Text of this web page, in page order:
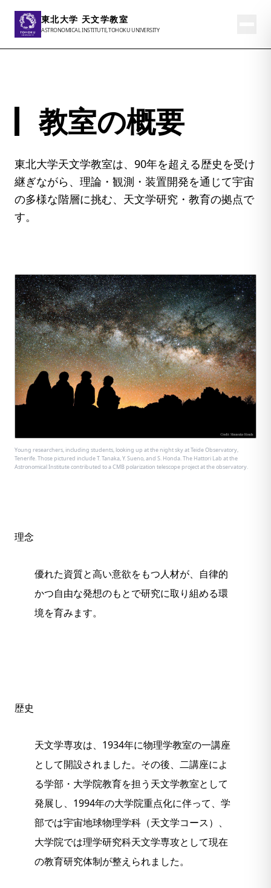
東北大学 天文学教室
ASTRONOMICAL INSTITUTE, TOHOKU UNIVERSITY
教室の概要
東北大学天文学教室は、90年を超える歴史を受け
継ぎながら、理論・観測・装置開発を通じて宇宙
の多様な階層に挑む、天文学研究・教育の拠点で
す。
Young researchers, including students, looking up at the night sky at Teide Observatory,
Tenerife. Those pictured include T. Tanaka, Y. Sueno, and S. Honda. The Hattori Lab at the
Astronomical Institute contributed to a CMB polarization telescope project at the observatory.
理念
優れた資質と高い意欲をもつ人材が、自律的
かつ自由な発想のもとで研究に取り組める環
境を育みます。
歴史
天文学専攻は、1934年に物理学教室の一講座
として開設されました。その後、二講座によ
る学部・大学院教育を担う天文学教室として
発展し、1994年の大学院重点化に伴って、学
部では宇宙地球物理学科（天文学コース）、
大学院では理学研究科天文学専攻として現在
の教育研究体制が整えられました。